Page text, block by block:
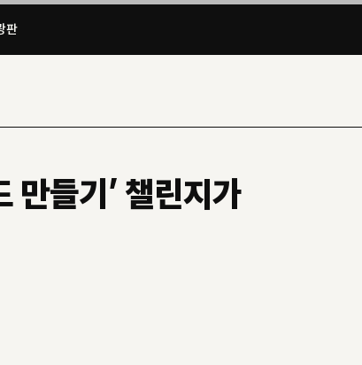
판​
만들기’ 챌린지가